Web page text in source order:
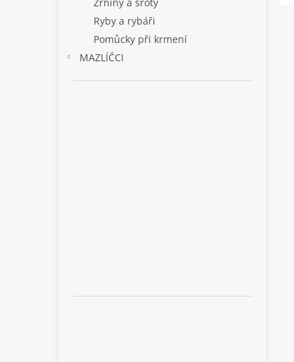
Ryby a rybáři
Pomůcky při krmení
MAZLÍČCI